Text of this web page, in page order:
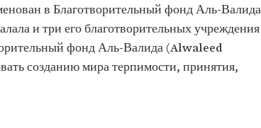
в Благотворительный фонд Аль-Валида
и три его благотворительных учреждения
фонд Аль-Валида (Alwaleed
созданию мира терпимости, принятия,